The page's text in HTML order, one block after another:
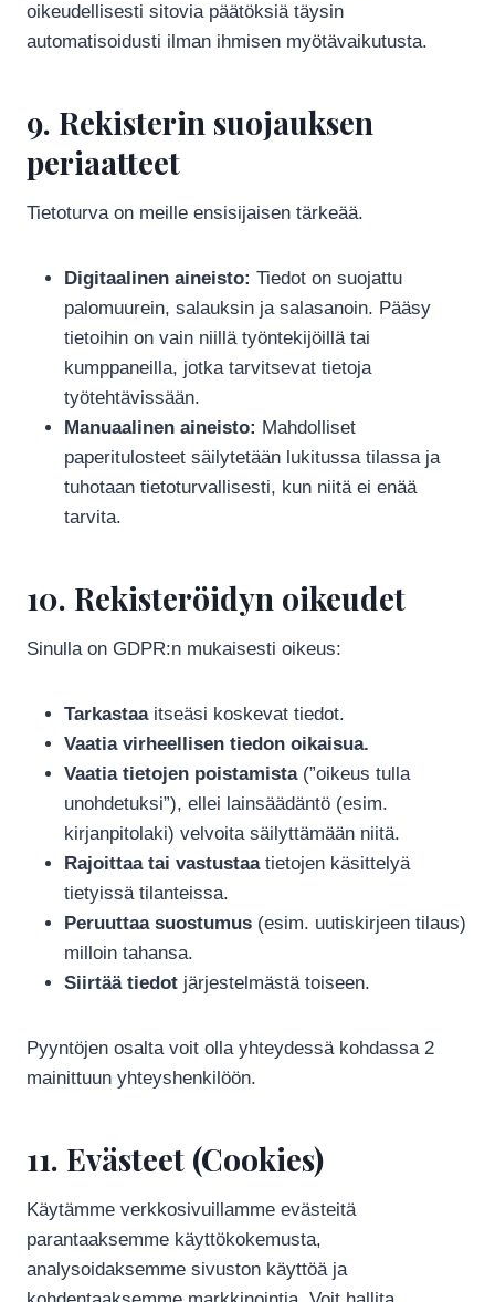
oikeudellisesti sitovia päätöksiä täysin
automatisoidusti ilman ihmisen myötävaikutusta.
9. Rekisterin suojauksen
periaatteet
Tietoturva on meille ensisijaisen tärkeää.
Digitaalinen aineisto: Tiedot on suojattu
palomuurein, salauksin ja salasanoin. Pääsy
tietoihin on vain niillä työntekijöillä tai
kumppaneilla, jotka tarvitsevat tietoja
työtehtävissään.
Manuaalinen aineisto: Mahdolliset
paperitulosteet säilytetään lukitussa tilassa ja
tuhotaan tietoturvallisesti, kun niitä ei enää
tarvita.
10. Rekisteröidyn oikeudet
Sinulla on GDPR:n mukaisesti oikeus:
Tarkastaaitseäsi koskevat tiedot.
Vaatia virheellisen tiedon oikaisua.
Vaatia tietojen poistamista(”oikeus tulla
unohdetuksi”), ellei lainsäädäntö (esim.
kirjanpitolaki) velvoita säilyttämään niitä.
Rajoittaa tai vastustaatietojen käsittelyä
tietyissä tilanteissa.
Peruuttaa suostumus (esim. uutiskirjeen tilaus)
milloin tahansa.
Siirtää tiedot järjestelmästä toiseen.
Pyyntöjen osalta voit olla yhteydessä kohdassa 2
mainittuun yhteyshenkilöön.
11. Evästeet (Cookies)
Käytämme verkkosivuillamme evästeitä
parantaaksemme käyttökokemusta,
analysoidaksemme sivuston käyttöä ja